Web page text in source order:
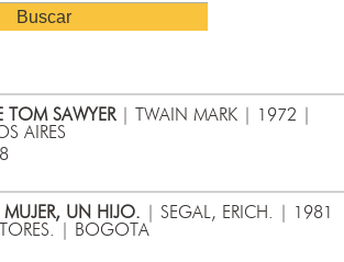
TOM SAWYER| TWAIN MARK | 1972 |
AIRES
UN HIJO. | SEGAL, ERICH. | 1981
| BOGOTA